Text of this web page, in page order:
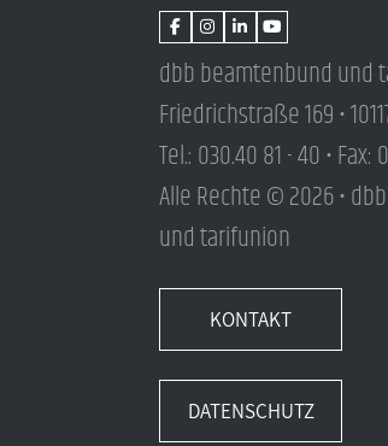
dbb beamtenbund und
Friedrichstraße 169 •
Tel.: 030.40 81 - 40 • Fax:
Alle Rechte © 2026 •
und tarifunion
KONTAKT
DATENSCHUTZ